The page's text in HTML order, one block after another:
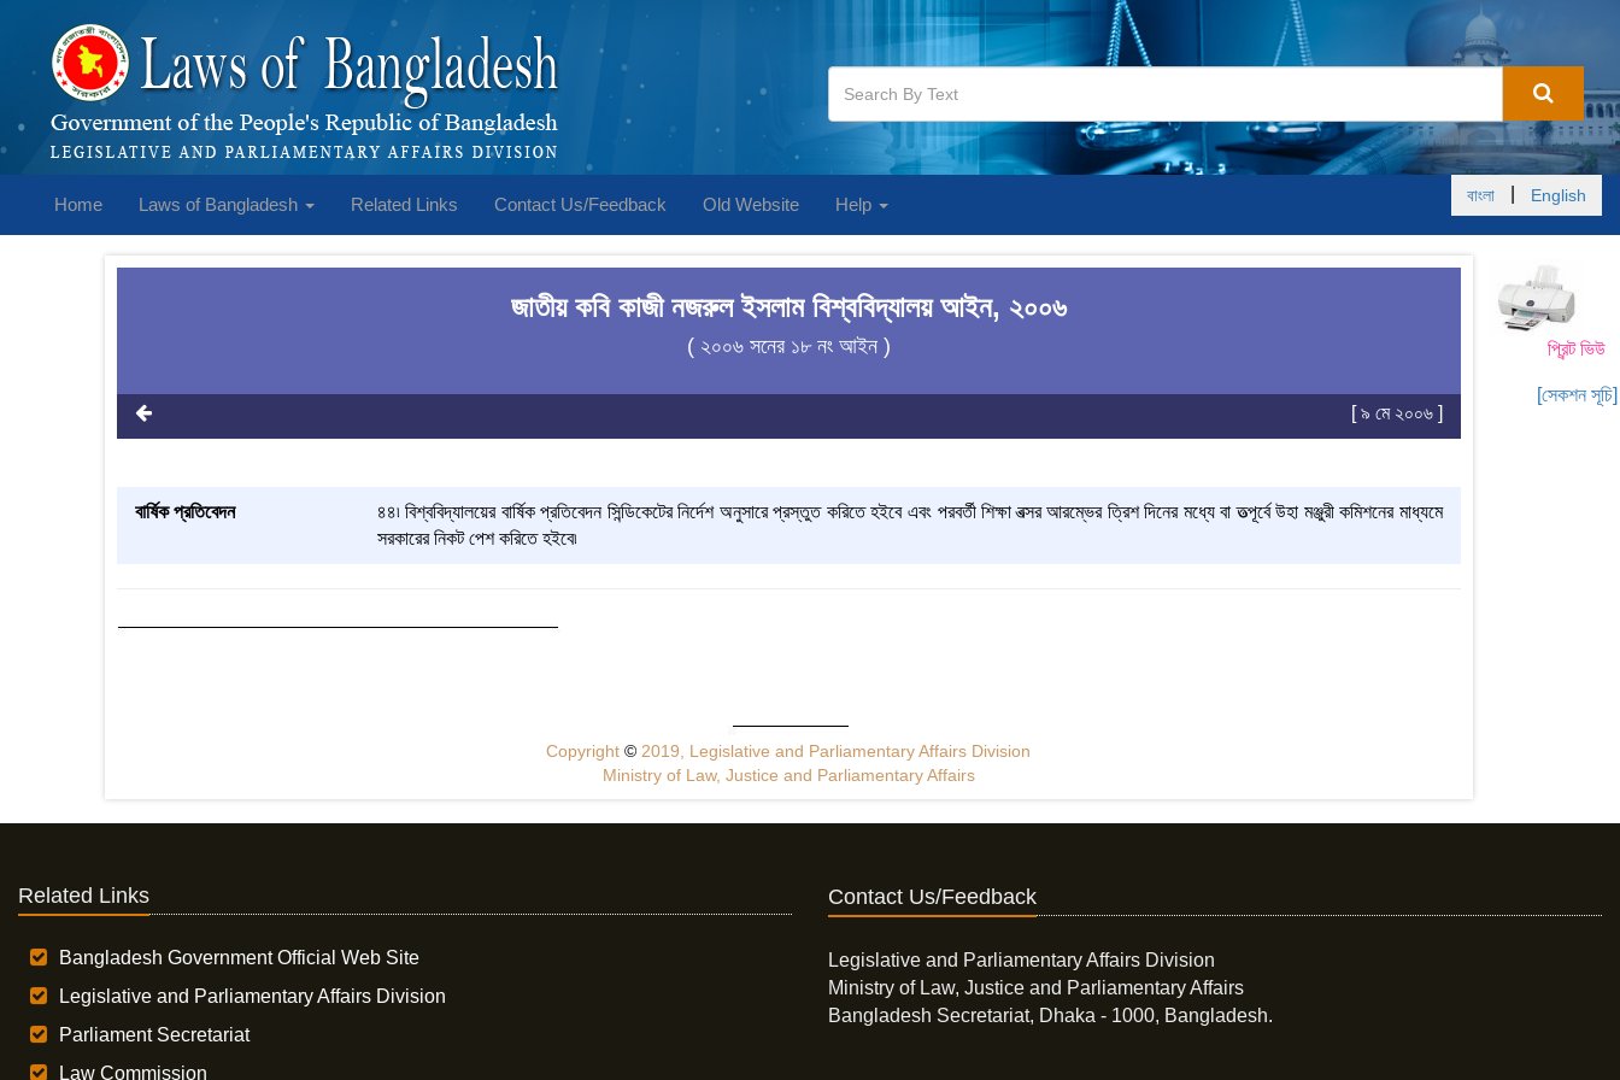
Home Laws of Bangladesh Related Links Contact Us/Feedback Old Website Help বাংলা English
প্রিন্ট ভিউ
[সেকশন সূচি]
জাতীয় কবি কাজী নজরুল ইসলাম বিশ্ববিদ্যালয় আইন, ২০০৬
( ২০০৬ সনের ১৮ নং আইন )
[ ৯ মে ২০০৬ ]
বার্ষিক প্রতিবেদন
৪৪৷ বিশ্ববিদ্যালয়ের বার্ষিক প্রতিবেদন সিন্ডিকেটের নির্দেশ অনুসারে প্রস্তুত করিতে হইবে এবং পরবর্তী শিক্ষা বত্সর আরম্ভের ত্রিশ দিনের মধ্যে বা তত্পূর্বে উহা মঞ্জুরী কমিশনের মাধ্যমে
সরকারের নিকট পেশ করিতে হইবে৷
Copyright© 2019, Legislative and Parliamentary Affairs Division
Ministry of Law, Justice and Parliamentary Affairs
Related Links
Bangladesh Government Official Web Site
Legislative and Parliamentary Affairs Division
Parliament Secretariat
Law Commission
Contact Us/Feedback
Legislative and Parliamentary Affairs Division
Ministry of Law, Justice and Parliamentary Affairs
Bangladesh Secretariat, Dhaka - 1000, Bangladesh.